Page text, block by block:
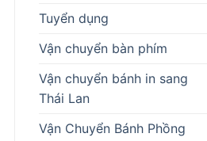
Tuyển dụng
Vận chuyển bàn phím
Vận chuyển bánh in sang
Thái Lan
Vận Chuyển Bánh Phồng